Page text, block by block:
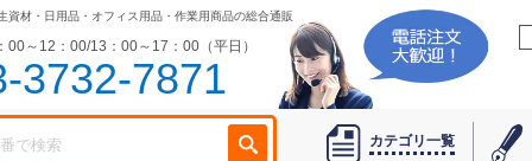
資材・日用品・オフィス用品・作業用商品の総合通販
00～12：00/13：00～17：00（平日）
3732-7871
カテゴリ一覧